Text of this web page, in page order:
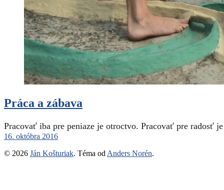
Práca a zábava
Pracovať iba pre peniaze je otroctvo. Pracovať pre radosť
16. októbra 2016
© 2026 Ján Košturiak. Téma od Anders Norén.